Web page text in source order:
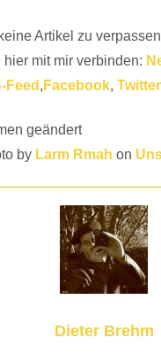
Artikel zu
hier mit mir verbinden:
Feed , Facebook, Twitter
geändert
by Larm Rmah on
Dieter Brehm